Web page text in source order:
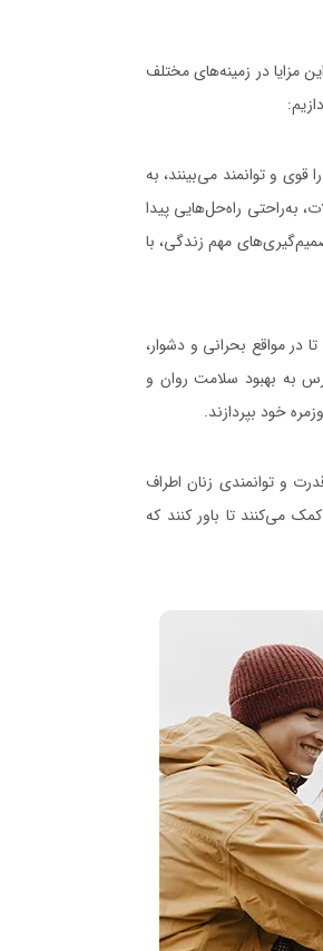
مزایا در زمینه‌های مختلف
و توانمند می‌بینند، به
به‌راحتی راه‌حل‌هایی پیدا
مهم زندگی، با
در مواقع بحرانی و دشوار،
به بهبود سلامت روان و
خود بپردازند.
و توانمندی زنان اطراف
می‌کنند تا باور کنند که